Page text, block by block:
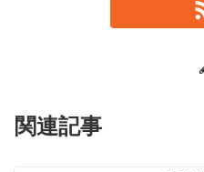
関連記事